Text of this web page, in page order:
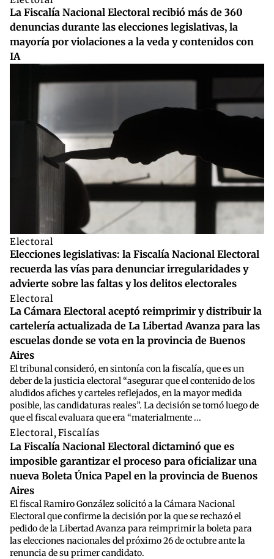
La Fiscalía Nacional Electoral recibió más de 360
denuncias durante las elecciones legislativas, la
mayoría por violaciones a la veda y contenidos con
IA
Electoral
Elecciones legislativas: la Fiscalía Nacional Electoral
recuerda las vías para denunciar irregularidades y
advierte sobre las faltas y los delitos electorales
Electoral
La Cámara Electoral aceptó reimprimir y distribuir la
cartelería actualizada de La Libertad Avanza para las
escuelas donde se vota en la provincia de Buenos
Aires
El tribunal consideró, en sintonía con la fiscalía, que es un
deber de la justicia electoral “asegurar que el contenido de los
aludidos afiches y carteles reflejados, en la mayor medida
posible, las candidaturas reales”. La decisión se tomó luego de
que el fiscal evaluara que era “materialmente ...
Electoral , Fiscalías
La Fiscalía Nacional Electoral dictaminó que es
imposible garantizar el proceso para oficializar una
nueva Boleta Única Papel en la provincia de Buenos
Aires
El fiscal Ramiro González solicitó a la Cámara Nacional
Electoral que confirme la decisión por la que se rechazó el
pedido de la Libertad Avanza para reimprimir la boleta para
las elecciones nacionales del próximo 26 de octubre ante la
renuncia de su primer candidato.